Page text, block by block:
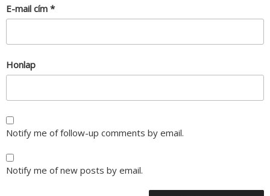
E-mail cím *
Honlap
Notify me of follow-up comments by email.
Notify me of new posts by email.